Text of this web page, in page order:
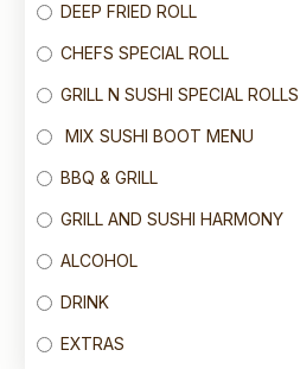
DEEP FRIED ROLL
CHEFS SPECIAL ROLL
GRILL N SUSHI SPECIAL ROLLS
MIX SUSHI BOOT MENU
BBQ & GRILL
GRILL AND SUSHI HARMONY
ALCOHOL
DRINK
EXTRAS